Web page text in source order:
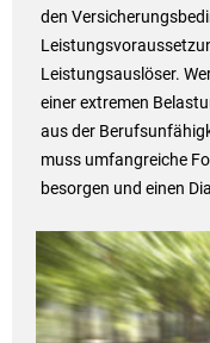
den
Leistungsauslöser.
einer extremen
aus der
muss umfangreiche
besorgen und einen